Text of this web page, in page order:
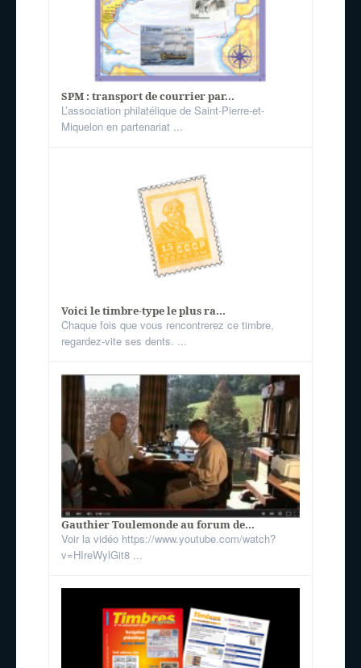
SPM : transport de courrier par...
L’association philatélique de Saint-Pierre-et-
Miquelon en partenariat ...
Voici le timbre-type le plus ra...
Chaque fois que vous rencontrerez ce timbre,
regardez-vite ses dents. ...
Gauthier Toulemonde au forum de...
Voir la vidéo https://www.youtube.com/watch?
v=HIreWylGit8 ...